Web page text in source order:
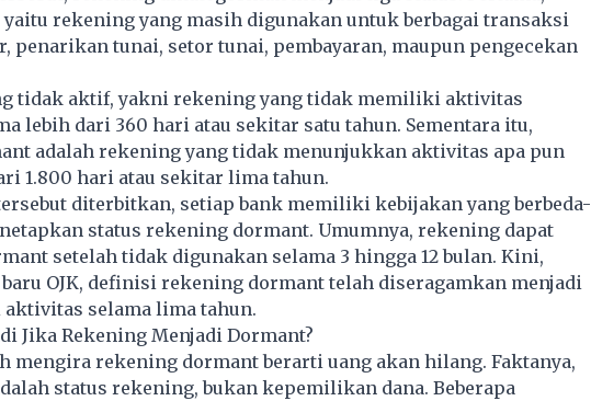
rekening yang masih digunakan untuk berbagai transaksi
penarikan tunai, setor tunai, pembayaran, maupun pengecekan
tidak aktif, yakni rekening yang tidak memiliki aktivitas
lebih dari 360 hari atau sekitar satu tahun. Sementara itu,
adalah rekening yang tidak menunjukkan aktivitas apa pun
1.800 hari atau sekitar lima tahun.
tersebut diterbitkan, setiap bank memiliki kebijakan yang berbeda-
status rekening dormant. Umumnya, rekening dapat
setelah tidak digunakan selama 3 hingga 12 bulan. Kini,
OJK, definisi rekening dormant telah diseragamkan menjadi
selama lima tahun.
Jika Rekening Menjadi Dormant?
mengira rekening dormant berarti uang akan hilang. Faktanya,
status rekening, bukan kepemilikan dana. Beberapa